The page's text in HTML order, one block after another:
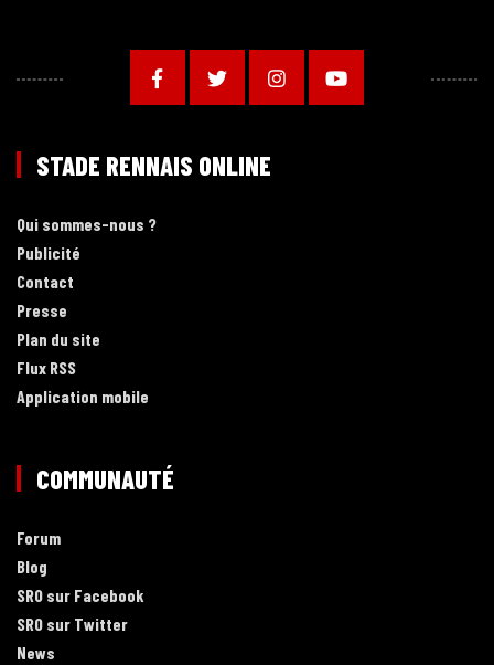
STADE RENNAIS ONLINE
Qui sommes-nous ?
Publicité
Contact
Presse
Plan du site
Flux RSS
Application mobile
COMMUNAUTÉ
Forum
Blog
SRO sur Facebook
SRO sur Twitter
News